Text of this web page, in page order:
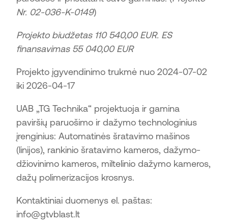
Nr. 02-036-K-0149)
Projekto biudžetas 110 540,00 EUR. ES
finansavimas 55 040,00 EUR
Projekto įgyvendinimo trukmė nuo 2024-07-02
iki 2026-04-17
UAB „TG Technika“ projektuoja ir gamina
paviršių paruošimo ir dažymo technologinius
įrenginius: Automatinės šratavimo mašinos
(linijos), rankinio šratavimo kameros, dažymo-
džiovinimo kameros, miltelinio dažymo kameros,
dažų polimerizacijos krosnys.
Kontaktiniai duomenys el. paštas:
info@gtvblast.lt